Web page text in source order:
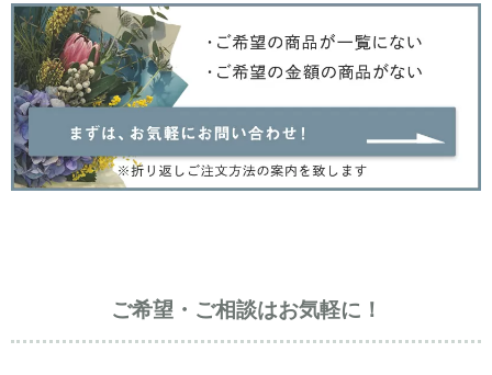
ご希望・ご相談はお気軽に！